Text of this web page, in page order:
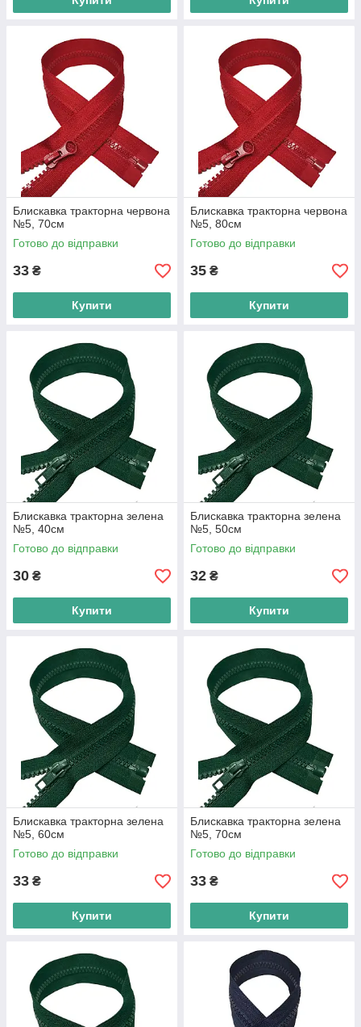
Блискавка тракторна червона
№5, 70см
Готово до відправки
33 ₴
Купити
Блискавка тракторна червона
№5, 80см
Готово до відправки
35 ₴
Купити
Блискавка тракторна зелена
№5, 40см
Готово до відправки
30 ₴
Купити
Блискавка тракторна зелена
№5, 50см
Готово до відправки
32 ₴
Купити
Блискавка тракторна зелена
№5, 60см
Готово до відправки
33 ₴
Купити
Блискавка тракторна зелена
№5, 70см
Готово до відправки
33 ₴
Купити